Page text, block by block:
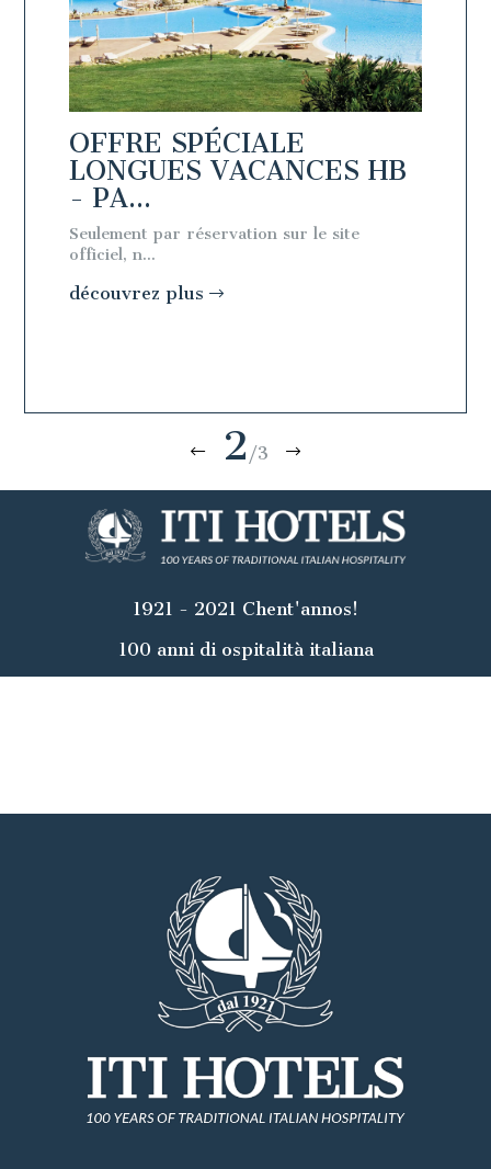
OFFRE SPÉCIALE
LONGUES VACANCES HB
- PA...
Seulement par réservation sur le site
officiel, n...
découvrez plus
2 /3
1921 - 2021 Chent'annos!
100 anni di ospitalità italiana